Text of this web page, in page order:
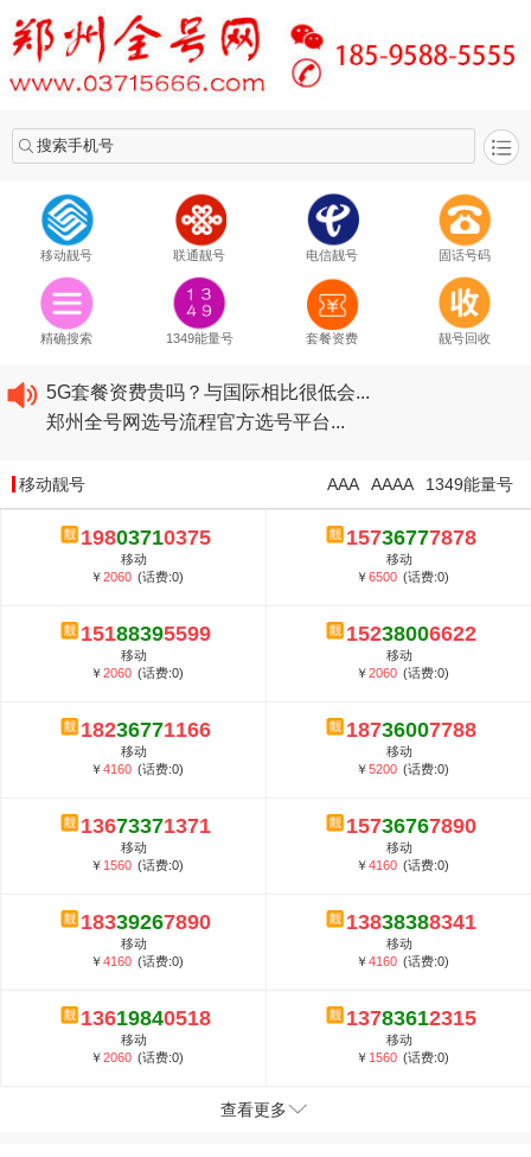
搜索手机号
移动靓号 联通靓号 电信靓号 固话号码
精确搜索 1349能量号 套餐资费 靓号回收
2020​移动最新套餐资费...
2020​联通最新套餐资费...
5G套餐资费贵吗？与国际相比很低会...
郑州全号网选号流程官方选号平台...
2020​联通最新套餐资费...
2020​电信最新套餐资费...
5G套餐资费贵吗？与国际相比很低会...
郑州全号网选号流程官方选号平台...
移动靓号 1349能量号
AAAA
AAA
19803710375
移动
￥2060 (话费:0)
15736777878
移动
￥6500 (话费:0)
15188395599
移动
￥2060 (话费:0)
15238006622
移动
￥2060 (话费:0)
18236771166
移动
￥4160 (话费:0)
18736007788
移动
￥5200 (话费:0)
13673371371
移动
￥ 1560 (话费:0)
15736767890
移动
￥4160 (话费:0)
18339267890
移动
￥4160 (话费:0)
13838388341
移动
￥4160 (话费:0)
13619840518
移动
￥2060 (话费:0)
13783612315
移动
￥ 1560 (话费:0)
查看更多